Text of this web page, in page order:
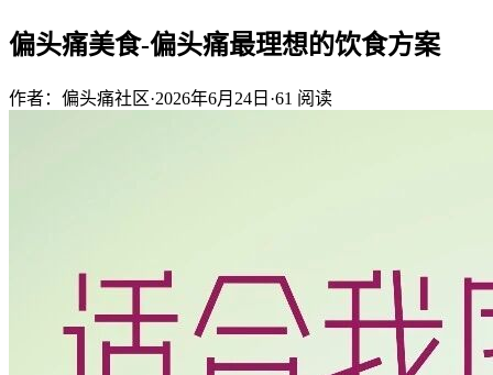
偏头痛美食-偏头痛最理想的饮食方案
作者：偏头痛社区·2026年6月24日 ·61 阅读